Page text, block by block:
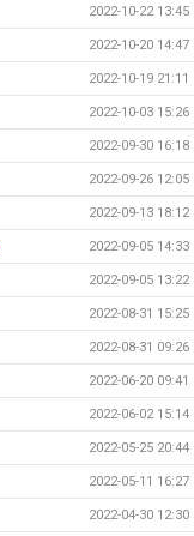
2022-10-22 13:45
2022-10-20 14:47
2022-10-19 21:11
2022-10-03 15:26
2022-09-30 16:18
2022-09-26 12:05
2022-09-13 18:12
2022-09-05 14:33
2022-09-05 13:22
2022-08-31 15:25
2022-08-31 09:26
2022-06-20 09:41
2022-06-02 15:14
2022-05-25 20:44
2022-05-11 16:27
2022-04-30 12:30